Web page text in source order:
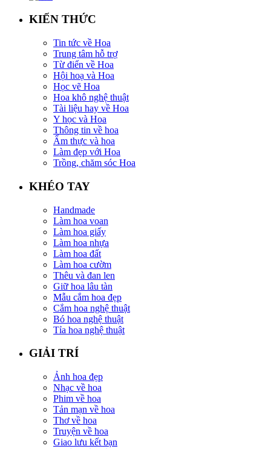
KIẾN THỨC
Tin tức về Hoa
Trung tâm hỗ trợ
Từ điển về Hoa
Hội hoạ và Hoa
Học vẽ Hoa
Hoa khô nghệ thuật
Tài liệu hay về Hoa
Y học và Hoa
Thông tin về hoa
Ẩm thực và hoa
Làm đẹp với Hoa
Trồng, chăm sóc Hoa
KHÉO TAY
Handmade
Làm hoa voan
Làm hoa giấy
Làm hoa nhựa
Làm hoa đất
Làm hoa cườm
Thêu và đan len
Giữ hoa lâu tàn
Mẫu cắm hoa đẹp
Cắm hoa nghệ thuật
Bó hoa nghệ thuật
Tỉa hoa nghệ thuật
GIẢI TRÍ
Ảnh hoa đẹp
Nhạc về hoa
Phim về hoa
Tản mạn về hoa
Thơ về hoa
Truyện về hoa
Giao lưu kết bạn